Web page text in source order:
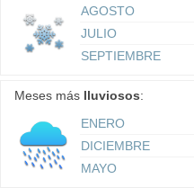
AGOSTO
JULIO
SEPTIEMBRE
Meses más lluviosos:
ENERO
DICIEMBRE
MAYO